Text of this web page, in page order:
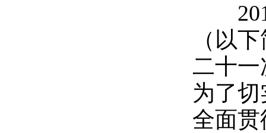
（以
二十
为了
全面